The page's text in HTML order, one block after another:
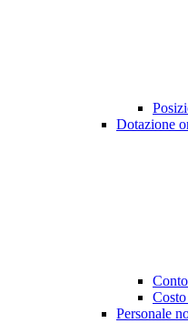
Dotazione
Personale